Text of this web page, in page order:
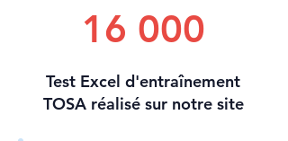
16 000
Test Excel d'entraînement
TOSA réalisé sur notre site